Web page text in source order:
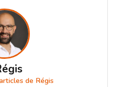
de Régis